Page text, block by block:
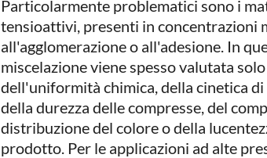
Particolarmente problematici sono i
tensioattivi, presenti in concentrazioni
all'agglomerazione o all'adesione. In
miscelazione viene spesso valutata
dell'uniformità chimica, della cinetica
della durezza delle compresse, del
distribuzione del colore o della
prodotto. Per le applicazioni ad alte